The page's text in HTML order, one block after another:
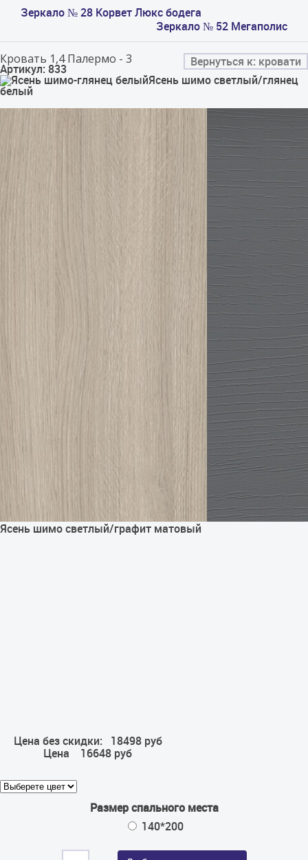
Зеркало № 28 Корвет Люкс бодега
Зеркало № 52 Мегаполис
Вернуться к: кровати
Кровать 1,4 Палермо - 3
Артикул: 833
Ясень шимо светлый/глянец
белый
Ясень шимо светлый/графит матовый
Цена без скидки:
18498 руб
Цена
16648 руб
Размер спального места
140*200